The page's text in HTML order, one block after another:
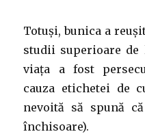
Totuși, bunica a
studii superioare de
viața a fost
cauza etichetei de
nevoită să spună
închisoare).